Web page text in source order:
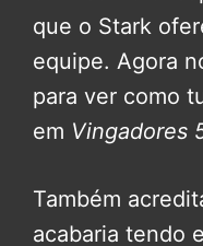
que o Stark
equipe. Agora
para ver como
em Vingadores
Também
acabaria tendo